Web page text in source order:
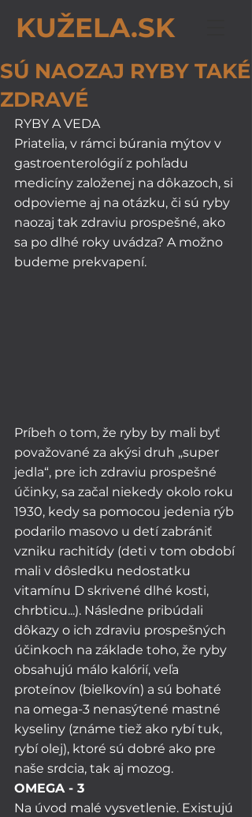
KUŽELA.SK
SÚ NAOZAJ RYBY TAKÉ
ZDRAVÉ
RYBY A VEDA
Priatelia, v rámci búrania mýtov v
gastroenterológií z pohľadu
medicíny založenej na dôkazoch, si
odpovieme aj na otázku, či sú ryby
naozaj tak zdraviu prospešné, ako
sa po dlhé roky uvádza? A možno
budeme prekvapení.
Príbeh o tom, že ryby by mali byť
považované za akýsi druh „super
jedla“, pre ich zdraviu prospešné
účinky, sa začal niekedy okolo roku
1930, kedy sa pomocou jedenia rýb
podarilo masovo u detí zabrániť
vzniku rachitídy (deti v tom období
mali v dôsledku nedostatku
vitamínu D skrivené dlhé kosti,
chrbticu...). Následne pribúdali
dôkazy o ich zdraviu prospešných
účinkoch na základe toho, že ryby
obsahujú málo kalórií, veľa
proteínov (bielkovín) a sú bohaté
na omega-3 nenasýtené mastné
kyseliny (známe tiež ako rybí tuk,
rybí olej), ktoré sú dobré ako pre
naše srdcia, tak aj mozog.
OMEGA - 3
Na úvod malé vysvetlenie. Existujú